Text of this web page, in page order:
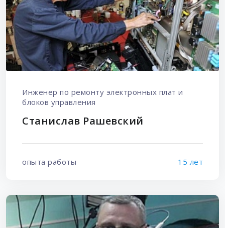
Инженер по ремонту электронных плат и
блоков управления
Станислав Рашевский
опыта работы 15 лет